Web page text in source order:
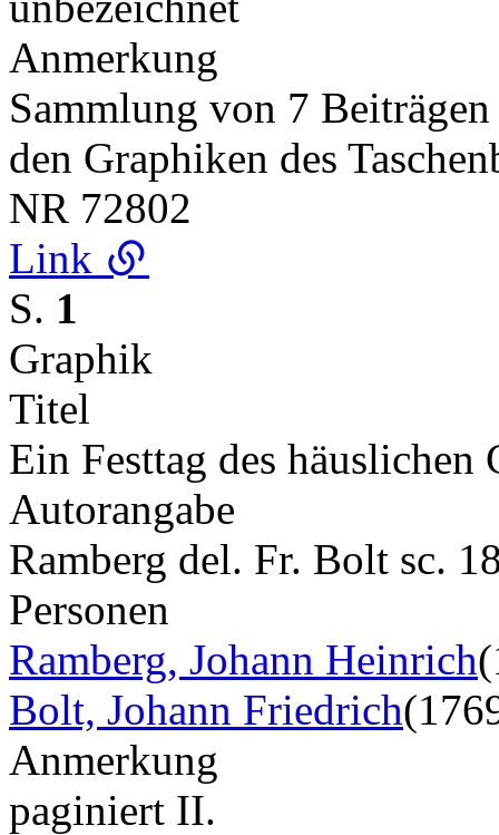
Anmerkung
Sammlung von 7
den Graphiken des
NR 72802
Link
S. 1
Graphik
Titel
Ein Festtag des häuslichen
Autorangabe
Ramberg del. Fr. Bolt sc.
Personen
Ramberg, Johann Heinrich
Bolt, Johann Friedrich
Anmerkung
paginiert II.